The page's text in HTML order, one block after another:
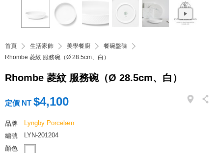
首頁 生活家飾 美學餐廚
餐碗盤碟
Rhombe 菱紋 服務碗（Ø 28.5cm、白）
Rhombe 菱紋 服務碗（Ø 28.5cm、白）
定價 NT $4,100
品牌
Lyngby Porcelæn
編號
LYN-201204
顏色